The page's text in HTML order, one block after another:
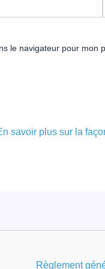
le navigateur pour mon
savoir plus sur la
Règlement